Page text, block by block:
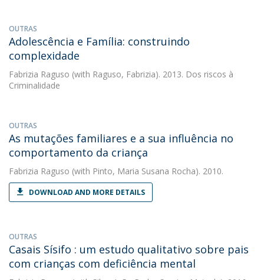
OUTRAS
Adolescência e Família: construindo
complexidade
Fabrizia Raguso (with Raguso, Fabrizia). 2013. Dos riscos à
Criminalidade
OUTRAS
As mutações familiares e a sua influência no
comportamento da criança
Fabrizia Raguso (with Pinto, Maria Susana Rocha). 2010.
DOWNLOAD AND MORE DETAILS
OUTRAS
Casais Sísifo : um estudo qualitativo sobre pais
com crianças com deficiência mental